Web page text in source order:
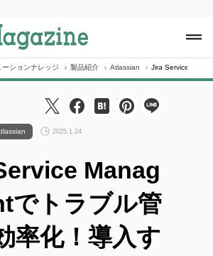
ションナレッジ 製品紹介 Atlassian Jira Service
2025.1.24
Manag
でトラブル管
率化！導入す